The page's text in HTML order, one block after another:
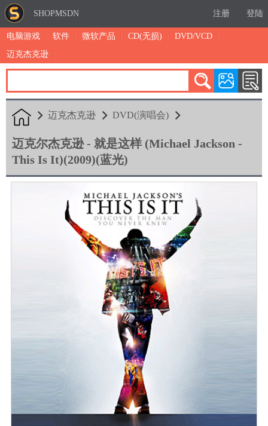
SHOPMSDN 注册 登陆
电脑游戏 软件 微软产品 CD(无损)
DVD/VCD
迈克杰克逊
累计注册：4879
迈克杰克逊 DVD(演唱会)
迈克尔杰克逊 - 就是这样 (Michael Jackson -
This Is It)(2009)(蓝光)